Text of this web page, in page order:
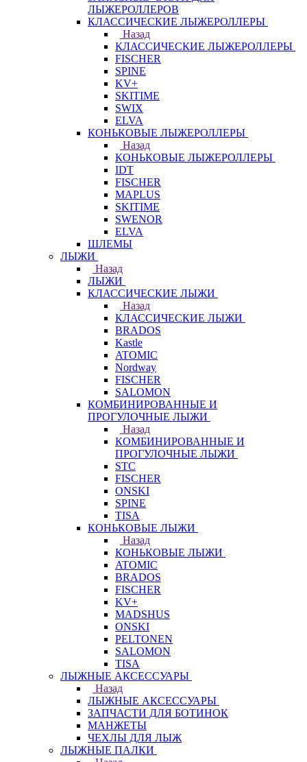
ЛЫЖЕРОЛЛЕРОВ
КЛАССИЧЕСКИЕ ЛЫЖЕРОЛЛЕРЫ
Назад
КЛАССИЧЕСКИЕ ЛЫЖЕРОЛЛЕРЫ
FISCHER
SPINE
KV+
SKITIME
SWIX
ELVA
КОНЬКОВЫЕ ЛЫЖЕРОЛЛЕРЫ
Назад
КОНЬКОВЫЕ ЛЫЖЕРОЛЛЕРЫ
IDT
FISCHER
MAPLUS
SKITIME
SWENOR
ELVA
ШЛЕМЫ
ЛЫЖИ
Назад
ЛЫЖИ
КЛАССИЧЕСКИЕ ЛЫЖИ
Назад
КЛАССИЧЕСКИЕ ЛЫЖИ
BRADOS
Kastle
ATOMIC
Nordway
FISCHER
SALOMON
КОМБИНИРОВАННЫЕ И
ПРОГУЛОЧНЫЕ ЛЫЖИ
Назад
КОМБИНИРОВАННЫЕ И
ПРОГУЛОЧНЫЕ ЛЫЖИ
STC
FISCHER
ONSKI
SPINE
TISA
КОНЬКОВЫЕ ЛЫЖИ
Назад
КОНЬКОВЫЕ ЛЫЖИ
ATOMIC
BRADOS
FISCHER
KV+
MADSHUS
ONSKI
PELTONEN
SALOMON
TISA
ЛЫЖНЫЕ АКСЕССУАРЫ
Назад
ЛЫЖНЫЕ АКСЕССУАРЫ
ЗАПЧАСТИ ДЛЯ БОТИНОК
МАНЖЕТЫ
ЧЕХЛЫ ДЛЯ ЛЫЖ
ЛЫЖНЫЕ ПАЛКИ